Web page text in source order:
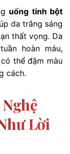
uống tinh bột
da trắng sáng
thất vọng. Da
hoàn máu,
thể đậm màu
cách.
Lời